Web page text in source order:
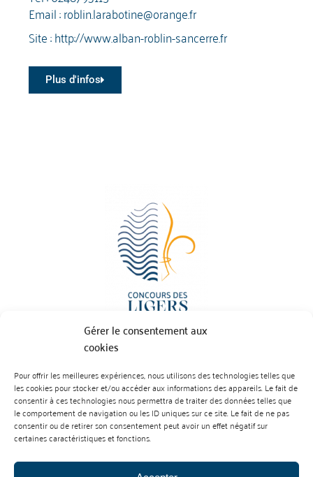
Gérer le consentement aux
cookies
Pour offrir les meilleures expériences, nous utilisons des technologies telles que
les cookies pour stocker et/ou accéder aux informations des appareils. Le fait de
consentir à ces technologies nous permettra de traiter des données telles que
le comportement de navigation ou les ID uniques sur ce site. Le fait de ne pas
consentir ou de retirer son consentement peut avoir un effet négatif sur
certaines caractéristiques et fonctions.
Email :roblin.larabotine@orange.fr
Site :http://www.alban-roblin-sancerre.fr
Plus d'infos
BP 70023 - 49610 JUIGNE SUR LOIRE
Tél :07 88 99 01 07